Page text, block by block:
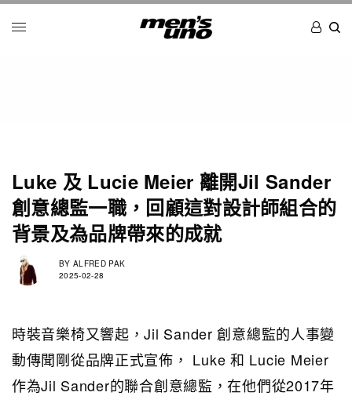
Luke 及 Lucie Meier 離開Jil Sander
創意總監一職，回顧這對設計師組合的
背景及為品牌帶來的成就
BY ALFRED PAK
2025-02-28
時裝音樂椅又響起，Jil Sander 創意總監的人事變
動傳聞剛從品牌正式宣佈， Luke 和 Lucie Meier
作為Jil Sander的聯合創意總監，在他們從2017年